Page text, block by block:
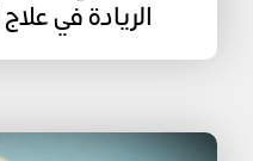
الريادة في